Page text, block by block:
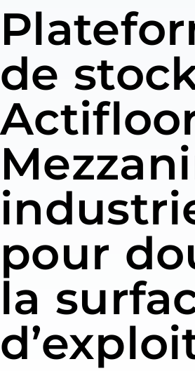
de
pour
la